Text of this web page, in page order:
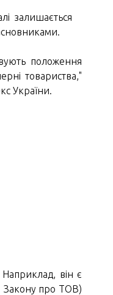
залишається
положення
товариства,"
України.
Наприклад, він є
Закону про ТОВ)